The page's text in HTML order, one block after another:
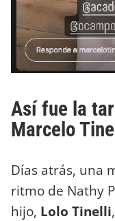
Así fue la
Marcelo
Días atrás, una
ritmo de Nathy
hijo, Lolo Tinelli